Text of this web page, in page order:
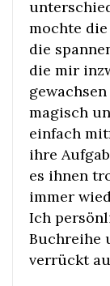
mochte
die
die mir
magisch
einfach
ihre
es ihnen
immer
Ich
Buchreihe
verrückt